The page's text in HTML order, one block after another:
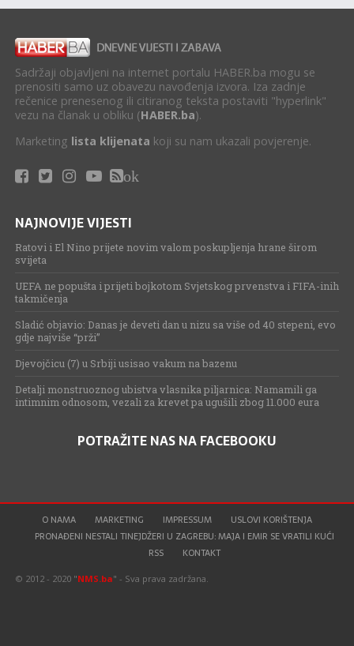
Sadržaji objavljeni na internet portalu HABER.ba mogu se
prenositi samo uz obavezu navođenja izvora. Iza zadnje
rečenice prenesenog ili citiranog teksta postaviti "hyperlink"
vezu na članak u obliku (HABER.ba).
Marketing lista klijenata koji su nam ukazali povjerenje.
ok
NAJNOVIJE VIJESTI
Ratovi i El Nino prijete novim valom poskupljenja hrane širom
svijeta
UEFA ne popušta i prijeti bojkotom Svjetskog prvenstva i FIFA-inih
takmičenja
Sladić objavio: Danas je deveti dan u nizu sa više od 40 stepeni, evo
gdje najviše “prži”
Djevojčicu (7) u Srbiji usisao vakum na bazenu
Detalji monstruoznog ubistva vlasnika piljarnica: Namamili ga
intimnim odnosom, vezali za krevet pa ugušili zbog 11.000 eura
POTRAŽITE NAS NA FACEBOOKU
O NAMA MARKETING IMPRESSUM
USLOVI KORIŠTENJA
PRONAĐENI NESTALI TINEJDŽERI U ZAGREBU: MAJA I EMIR SE VRATILI KUĆI
RSS
KONTAKT
© 2012 - 2020 "NMS.ba" - Sva prava zadržana.